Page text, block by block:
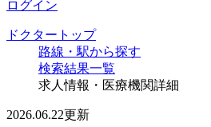
ログイン
ドクタートップ
路線・駅から探す
検索結果一覧
求人情報・医療機関詳細
2026.06.22更新